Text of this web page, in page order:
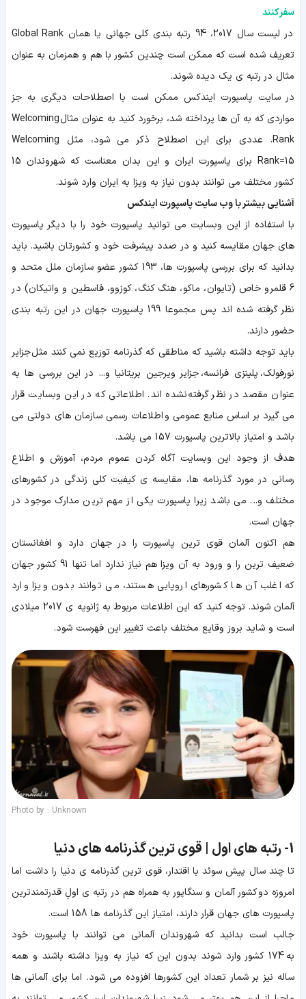
سفر کنند
در لیست سال 2017، 94 رتبه بندی کلی جهانی یا همان Global Rank
تعریف شده است که ممکن است چندین کشور با هم و همزمان به عنوان
مثال در رتبه ی یک دیده شوند.
در سایت پاسپورت ایندکس ممکن است با اصطلاحات دیگری به جز
مواردی که به آن ها پرداخته شد، برخورد کنید به عنوان مثال Welcoming
Rank. عددی برای این اصطلاح ذکر می شود، مثل Welcoming
Rank=15 برای پاسپورت ایران و این بدان معناست که شهروندان 15
کشور مختلف می توانند بدون نیاز به ویزا به ایران وارد شوند.
آشنایی بیشتر با وب سایت پاسپورت ایندکس
با استفاده از این وبسایت می توانید پاسپورت خود را با دیگر پاسپورت
های جهان مقایسه کنید و در صدد پیشرفت خود و کشورتان باشید. باید
بدانید که برای بررسی پاسپورت ها، 193 کشور عضو سازمان ملل متحد و
6 قلمرو خاص (تایوان، ماکو، هنگ کنگ، کوزوو، فاسطین و واتیکان) در
نظر گرفته شده اند پس مجموعا 199 پاسپورت جهان در این رتبه بندی
حضور دارند.
باید توجه داشته باشید که مناطقی که گذرنامه توزیع نمی کنند مثل جزایر
نورفولک، پلینزی فرانسه، جزایر ویرجین بریتانیا و... در این بررسی ها به
عنوان مقصد در نظر گرفته نشده اند. اطلاعاتی که در این وبسایت قرار
می گیرد بر اساس منابع عمومی و اطلاعات رسمی سازمان های دولتی می
باشد و امتیاز بالاترین پاسپورت 157 می باشد.
هدف از وجود این وبسایت آگاه کردن عموم مردم، آموزش و اطلاع
رسانی در مورد گذرنامه ها، مقایسه ی کیفیت کلی زندگی در کشورهای
مختلف و... می باشد زیرا پاسپورت یکی از مهم ترین مدارک موجود در
جهان است.
هم اکنون آلمان قوی ترین پاسپورت را در جهان دارد و افغانستان
ضعیف ترین را و ورود به آن ویزا هم نیاز ندارد اما تنها 91 کشور جهان
که اغلب آن ها کشورهای اروپایی هستند، می توانند بدون ویزا وارد
آلمان شوند. توجه کنید که این اطلاعات مربوط به ژانویه ی 2017 میلادی
است و شاید بروز وقایع مختلف باعث تغییر این فهرست شود.
Photo by : Unknown
1- رتبه های اول | قوی ترین گذرنامه های دنیا
تا چند سال پیش سوئد با اقتدار، قوی ترین گذرنامه ی دنیا را داشت اما
امروزه دو کشور آلمان و سنگاپور به همراه هم در رتبه ی اولِ قدرتمندترین
پاسپورت های جهان قرار دارند، امتیاز این گذرنامه ها 158 است.
جالب است بدانید که شهروندان آلمانی می توانند با پاسپورت خود
به 174 کشور وارد شوند بدون این که نیاز به ویزا داشته باشند و همه
ساله نیز بر شمار تعداد این کشورها افزوده می شود. اما برای آلمانی ها